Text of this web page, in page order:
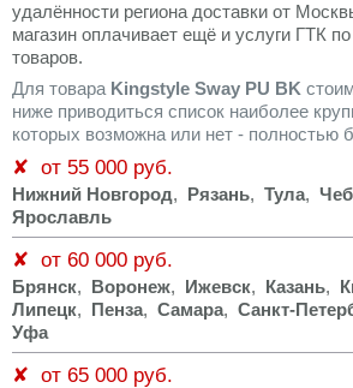
удалённости региона доставки от
магазин оплачивает ещё и услуги ГТК
товаров.
Для товара Kingstyle Sway PU BK
ниже приводиться список наиболее
которых возможна или нет - полностью
✘ от 55 000 руб.
Нижний Новгород, Рязань, Тула,
Ярославль
✘ от 60 000 руб.
Брянск, Воронеж, Ижевск, Казань,
Липецк, Пенза, Самара, Санкт-
Уфа
✘ от 65 000 руб.